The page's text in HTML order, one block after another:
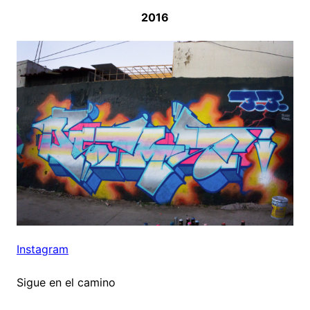
2016
Instagram
Sigue en el camino